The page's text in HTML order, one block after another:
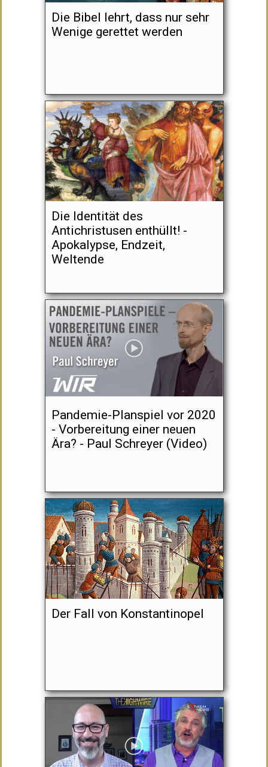
Die Bibel lehrt, dass nur sehr
Wenige gerettet werden
Die Identität des
Antichristusen enthüllt! -
Apokalypse, Endzeit,
Weltende
Pandemie-Planspiel vor 2020
- Vorbereitung einer neuen
Ära? - Paul Schreyer (Video)
Der Fall von Konstantinopel